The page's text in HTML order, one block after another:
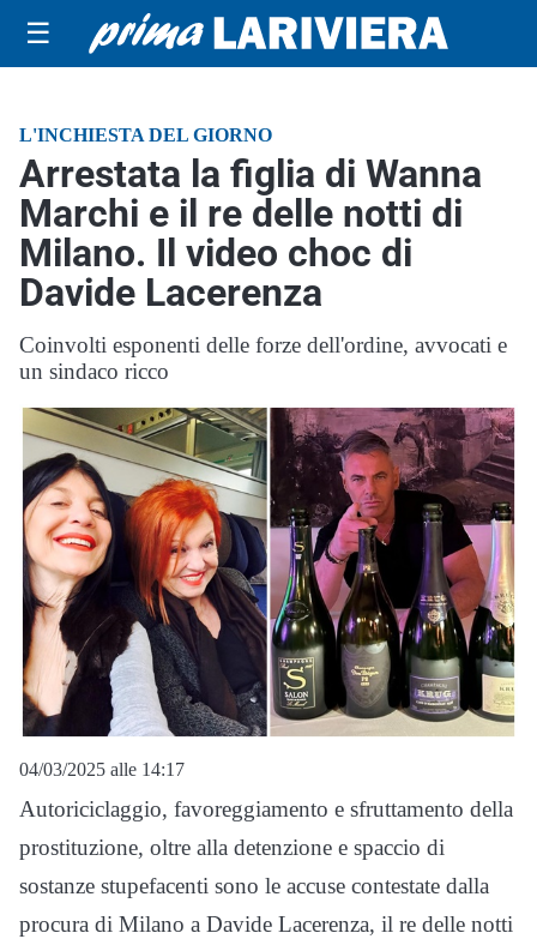
☰
L'INCHIESTA DEL GIORNO
Arrestata la figlia di Wanna
Marchi e il re delle notti di
Milano. Il video choc di
Davide Lacerenza
Coinvolti esponenti delle forze dell'ordine, avvocati e
un sindaco ricco
04/03/2025 alle 14:17
Autoriciclaggio, favoreggiamento e sfruttamento della
prostituzione, oltre alla detenzione e spaccio di
sostanze stupefacenti sono le accuse contestate dalla
procura di Milano a Davide Lacerenza, il re delle notti